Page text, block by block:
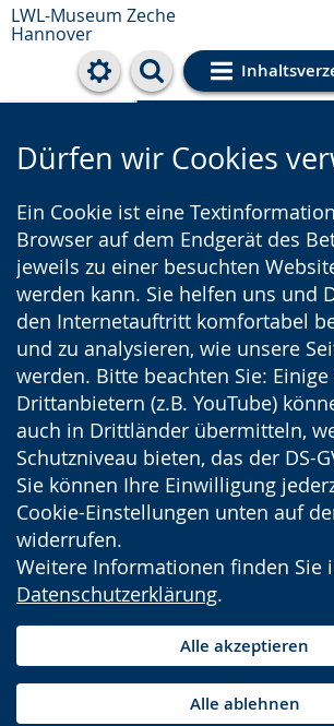
LWL-Museum Zeche
Hannover
Cookie-
Dürfen wir Cookies
Ein Cookie ist eine
Browser auf dem Endgerät des
jeweils zu einer besuchten
werden kann. Sie helfen uns und
den Internetauftritt komfortabel
und zu analysieren, wie unsere
werden. Bitte beachten Sie: Einige
Drittanbietern (z.B. YouTube)
auch in Drittländer übermitteln,
Schutzniveau bieten, das der DS-
Sie können Ihre Einwilligung
Cookie-Einstellungen unten auf
widerrufen.
Weitere Informationen finden Sie
Datenschutzerklärung.
Alle akzeptieren
Alle ablehnen